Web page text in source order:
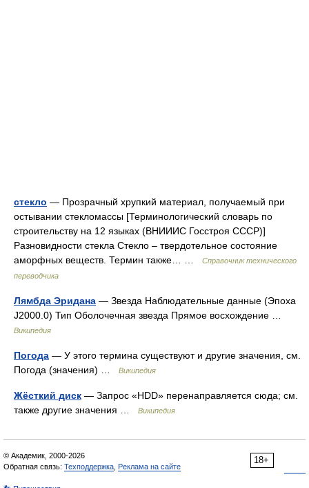
стекло — Прозрачный хрупкий материал, получаемый при
остывании стекломассы [Терминологический словарь по
строительству на 12 языках (ВНИИИС Госстроя СССР)]
Разновидности стекла Стекло – твердотельное состояние
аморфных веществ. Термин также… …
Справочник технического
переводчика
Лямбда Эридана — Звезда Наблюдательные данные (Эпоха
J2000.0) Тип Оболочечная звезда Прямое восхождение …
Википедия
Погода — У этого термина существуют и другие значения, см.
Погода (значения) …
Википедия
Жёсткий диск — Запрос «HDD» перенаправляется сюда; см.
также другие значения …
Википедия
18+
© Академик, 2000-2026
Обратная связь: Техподдержка Реклама на сайте